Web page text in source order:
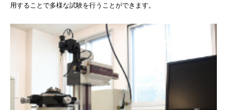
用することで多様な試験を行うことができます。